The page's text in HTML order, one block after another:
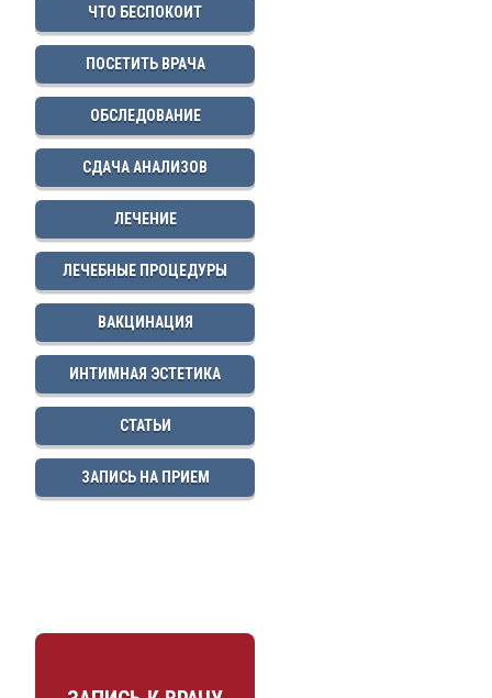
ЧТО БЕСПОКОИТ
ПОСЕТИТЬ ВРАЧА
ОБСЛЕДОВАНИЕ
СДАЧА АНАЛИЗОВ
ЛЕЧЕНИЕ
ЛЕЧЕБНЫЕ ПРОЦЕДУРЫ
ВАКЦИНАЦИЯ
ИНТИМНАЯ ЭСТЕТИКА
СТАТЬИ
ЗАПИСЬ НА ПРИЕМ